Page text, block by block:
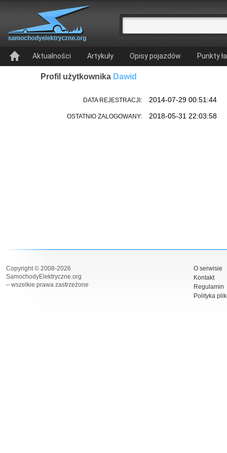
Aktualności Artykuły Opisy pojazdów Punkty
Profil użytkownika Dawid
DATA REJESTRACJI: 2014-07-29 00:51:44
OSTATNIO ZALOGOWANY: 2018-05-31 22:03:58
Copyright © 2008-2026
SamochodyElektryczne.org
– wszelkie prawa zastrzeżone
O serwisie
Kontakt
Regulamin
Polityka